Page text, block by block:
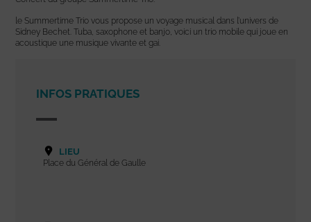
le Summertime Trio vous propose un voyage musical dans l’univers de
Sidney Bechet. Tuba, saxophone et banjo, voici un trio mobile qui joue en
acoustique une musique vivante et gai.
INFOS PRATIQUES
LIEU
Place du Général de Gaulle